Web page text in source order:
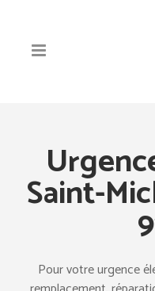
Saint-
Pour votre urgence